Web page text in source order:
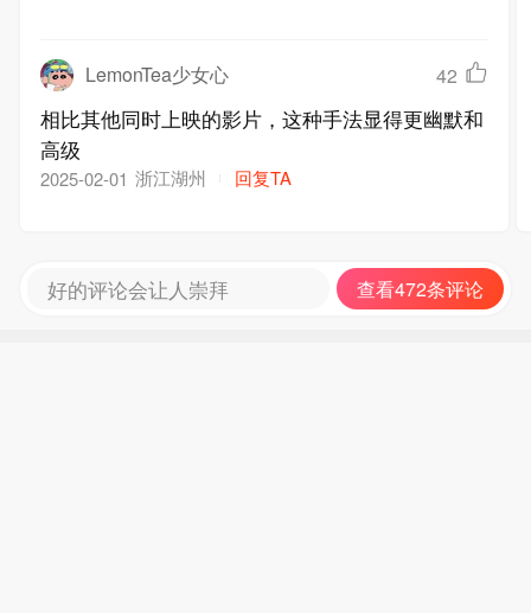
LemonTea少女心 42
相比其他同时上映的影片，这种手法显得更幽默和
高级
2025-02-01 浙江湖州 回复TA
好的评论会让人崇拜 查看472条评论